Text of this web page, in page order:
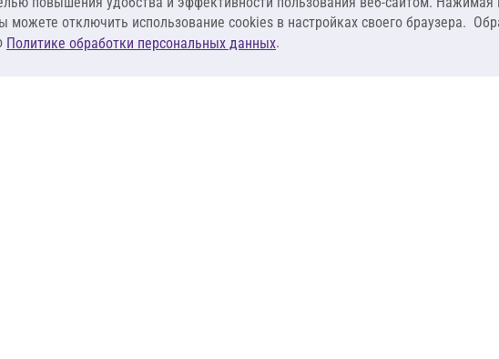
можете отключить использование cookies в настройках своего браузера.
Политике обработки персональных данных.